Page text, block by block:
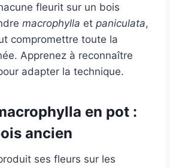
fleurit sur un bois
macrophylla et paniculata,
compromettre toute la
Apprenez à reconnaître
adapter la technique.
en pot :
ancien
ses fleurs sur les